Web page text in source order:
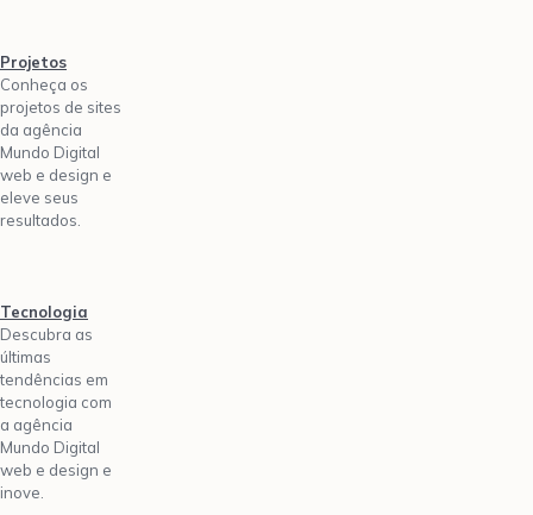
Projetos
Conheça os
projetos de sites
da agência
Mundo Digital
web e design e
eleve seus
resultados.
Tecnologia
Descubra as
últimas
tendências em
tecnologia com
a agência
Mundo Digital
web e design e
inove.